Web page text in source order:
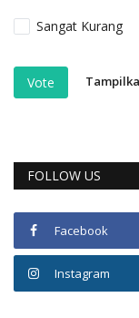
Sangat Kurang
Vote
FOLLOW US
Facebook
Instagram